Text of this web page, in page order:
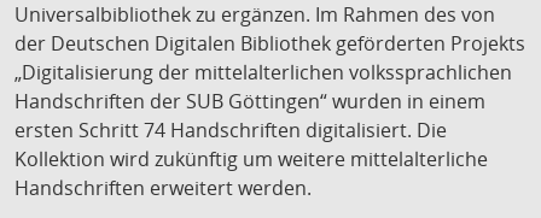
Universalbibliothek zu ergänzen. Im Rahmen des von
der Deutschen Digitalen Bibliothek geförderten Projekts
„Digitalisierung der mittelalterlichen volkssprachlichen
Handschriften der SUB Göttingen“ wurden in einem
ersten Schritt 74 Handschriften digitalisiert. Die
Kollektion wird zukünftig um weitere mittelalterliche
Handschriften erweitert werden.